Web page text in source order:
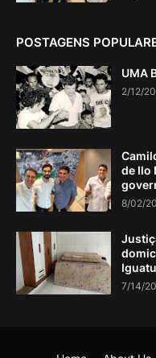
POSTAGENS
UMA
2/12/
de Ilo
8/02/
Iguatu
7/14/